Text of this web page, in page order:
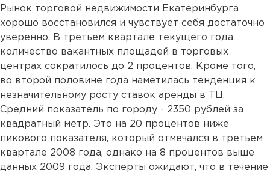
Рынок торговой недвижимости Екатеринбурга
хорошо восстановился и чувствует себя достаточно
уверенно. В третьем квартале текущего года
количество вакантных площадей в торговых
центрах сократилось до 2 процентов. Кроме того,
во второй половине года наметилась тенденция к
незначительному росту ставок аренды в ТЦ.
Средний показатель по городу - 2350 рублей за
квадратный метр. Это на 20 процентов ниже
пикового показателя, который отмечался в третьем
квартале 2008 года, однако на 8 процентов выше
данных 2009 года. Эксперты ожидают, что в течение